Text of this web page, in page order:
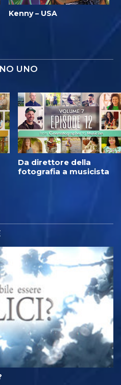
Kenny – USA
UNO
Da direttore della
fotografia a musicista